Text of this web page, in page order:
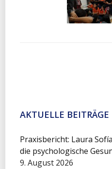
AKTUELLE BEITRÄGE
Praxisbericht: Laura
die psychologische
9. August 2026